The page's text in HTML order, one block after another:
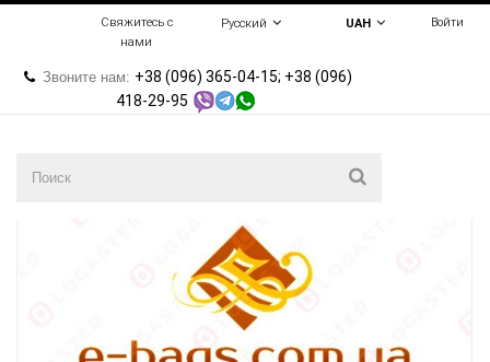
Войти
UAH
Русский
Свяжитесь с
нами
Звоните нам: +38 (096) 365-04-15; +38 (096)
418-29-95